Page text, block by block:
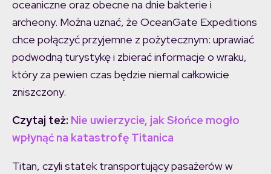
oceaniczne oraz obecne na dnie bakterie i
archeony. Można uznać, że OceanGate Expeditions
chce połączyć przyjemne z pożytecznym: uprawiać
podwodną turystykę i zbierać informacje o wraku,
który za pewien czas będzie niemal całkowicie
zniszczony.
Czytaj też: Nie uwierzycie, jak Słońce mogło
wpłynąć na katastrofę Titanica
Titan, czyli statek transportujący pasażerów w